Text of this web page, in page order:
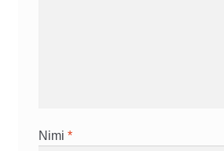
Nimi *